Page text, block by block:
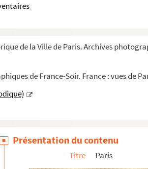
de la Ville de Paris. Archives
de France-Soir. France : vues de
Présentation du contenu
Titre Paris